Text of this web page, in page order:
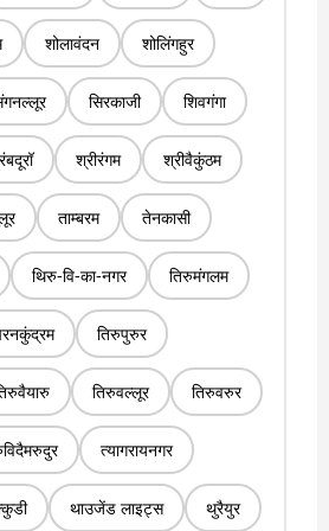
शोलावंदन शोलिंगहुर
सिरकाजी शिवगंगा
श्रीरंगम श्रीवैकुंठम
ताम्बरम तेनकासी
थिरु-वि-का-नगर तिरुमंगलम
तिरुपुरुर
तिरुवल्लूर तिरुवरुर
त्यागरायनगर
थाउजेंड लाइट्स थुरैयुर